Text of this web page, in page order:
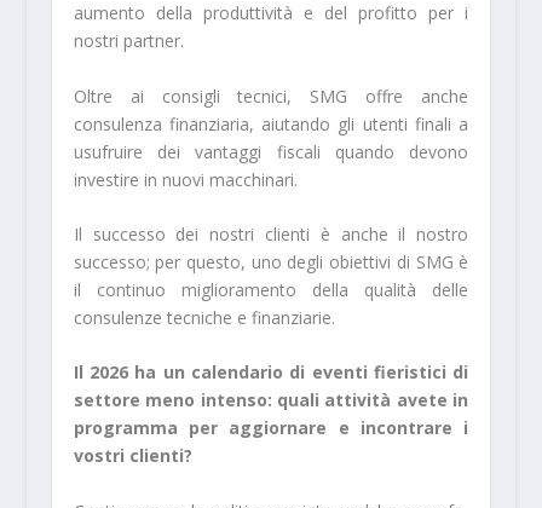
aumento della produttività e del profitto per i
nostri partner.
Oltre ai consigli tecnici, SMG offre anche
consulenza finanziaria, aiutando gli utenti finali a
usufruire dei vantaggi fiscali quando devono
investire in nuovi macchinari.
Il successo dei nostri clienti è anche il nostro
successo; per questo, uno degli obiettivi di SMG è
il continuo miglioramento della qualità delle
consulenze tecniche e finanziarie.
Il 2026 ha un calendario di eventi fieristici di
settore meno intenso: quali attività avete in
programma per aggiornare e incontrare i
vostri clienti?